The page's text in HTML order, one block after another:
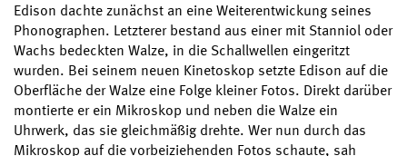
Edison dachte zunächst an eine Weiterentwickung seines
Phonographen. Letzterer bestand aus einer mit Stanniol oder
Wachs bedeckten Walze, in die Schallwellen eingeritzt
wurden. Bei seinem neuen Kinetoskop setzte Edison auf die
Oberfläche der Walze eine Folge kleiner Fotos. Direkt darüber
montierte er ein Mikroskop und neben die Walze ein
Uhrwerk, das sie gleichmäßig drehte. Wer nun durch das
Mikroskop auf die vorbeiziehenden Fotos schaute, sah